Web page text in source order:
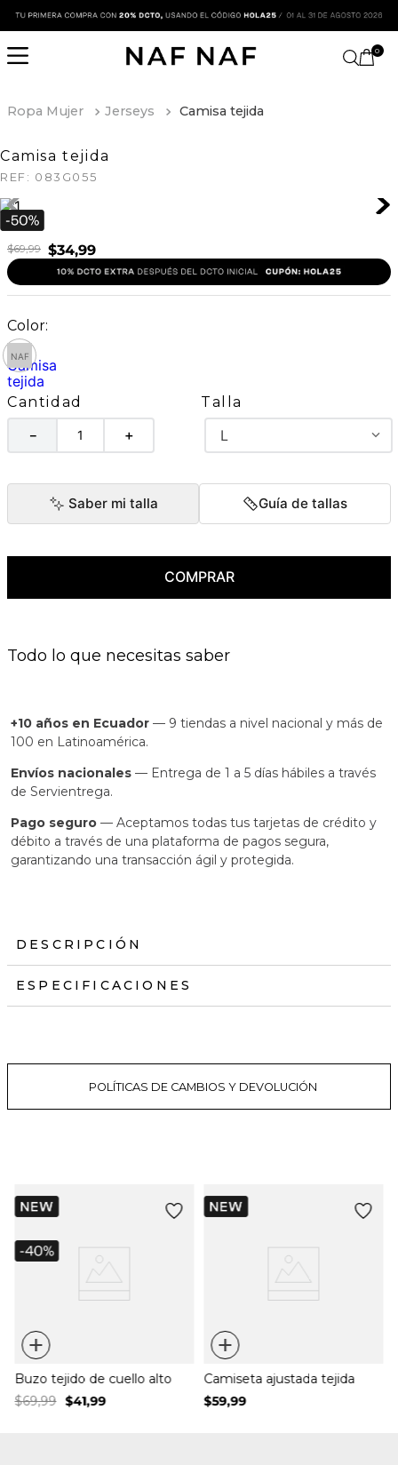
0
Ropa Mujer Jerseys Camisa tejida
Camisa tejida
REF: 083G055
$69,99 $34,99
Cantidad
＋
－
Talla
L
Saber mi talla Guía de tallas
COMPRAR
Todo lo que necesitas saber
+10 años en Ecuador — 9 tiendas a nivel nacional y más de
100 en Latinoamérica.
Envíos nacionales — Entrega de 1 a 5 días hábiles a través
de Servientrega.
Pago seguro — Aceptamos todas tus tarjetas de crédito y
débito a través de una plataforma de pagos segura,
garantizando una transacción ágil y protegida.
DESCRIPCIÓN
ESPECIFICACIONES
POLÍTICAS DE CAMBIOS Y DEVOLUCIÓN
+
Buzo tejido de cuello alto
$69,99 $41,99
+
Camiseta ajustada tejida
$59,99